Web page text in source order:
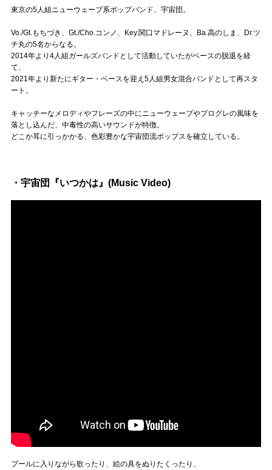
ぶいコミュ！by muevo
ぶいマガ！ by muevo
Follow us
Official SNS
東京の5人組ニューウェーブ系ポップバンド、宇宙団。
Vo./Gt.もちづき、Gt./Cho.コンノ、Key.関口マドレーヌ、Ba.高のしま、Dr.ツ
チ丸の5名からなる。
2014年より4人組ガールズバンドとして活動していたがベースの脱退を経
て、
2021年より新たにギター・ベースを迎え5人組男女混合バンドとして再スタ
ート。
キャッチーなメロディやフレーズの中にニューウェーブやプログレの風味を
落とし込んだ、中毒性の高いサウンドが特徴。
どこか耳に引っかかる、色彩豊かな宇宙団流ポップスを確立している。
・宇宙団『いつかは』(Music Video)
プールに入りながら歌ったり、絵の具をぬりたくったり、